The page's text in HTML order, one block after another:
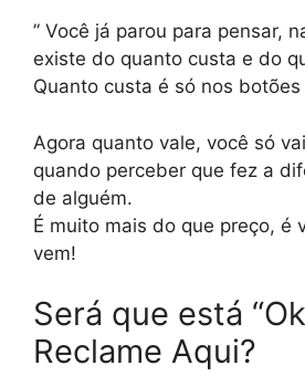
” Você já parou para pensar,
existe do quanto custa e do
Quanto custa é só nos
Agora quanto vale, você só
quando perceber que fez a
de alguém.
É muito mais do que preço, é
vem!
Será que está
Reclame Aqui?